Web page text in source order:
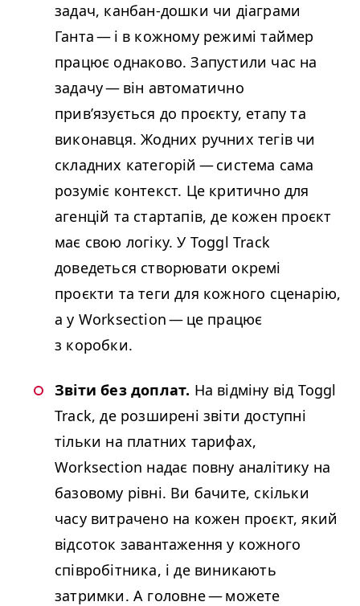
задач, канбан-дошки чи діаграми
Ганта — і в кожному режимі таймер
працює однаково. Запустили час на
задачу — він автоматично
прив’язується до проєкту, етапу та
виконавця. Жодних ручних тегів чи
складних категорій — система сама
розуміє контекст. Це критично для
агенцій та стартапів, де кожен проєкт
має свою логіку. У Toggl Track
доведеться створювати окремі
проєкти та теги для кожного сценарію,
а у Worksection — це працює
з коробки.
Звіти без доплат​. На відміну від Toggl
Track, де розширені звіти доступні
тільки на платних тарифах,
Worksection надає повну аналітику на
базовому рівні. Ви бачите, скільки
часу витрачено на кожен проєкт, який
відсоток завантаження у кожного
співробітника, і де виникають
затримки. А головне — можете